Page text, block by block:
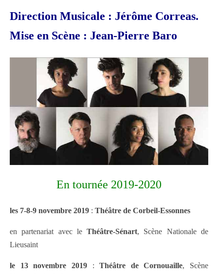
Direction Musicale : Jérôme Correas.
Mise en Scène : Jean-Pierre Baro
En tournée 2019-2020
les 7-8-9 novembre 2019 : Théâtre de Corbeil-Essonnes
en partenariat avec leThéâtre-Sénart, Scène Nationale de
Lieusaint
le 13 novembre 2019:Théâtre de Cornouaille, Scène